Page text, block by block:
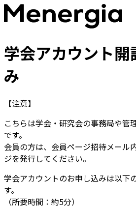
学会アカウント開
み
【注意】
こちらは学会・研究会の事務局や管
です。
会員の方は、会員ページ招待メール
ジを発行してください。
学会アカウントのお申し込みは以下
す。
（所要時間：約5分）